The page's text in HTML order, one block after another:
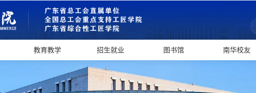
教育教学 招生就业 图书馆 南华校友